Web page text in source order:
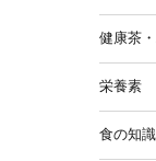
健康茶
栄養素
食の知